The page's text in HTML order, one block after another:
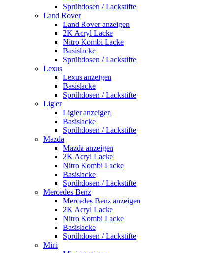
Sprühdosen / Lackstifte
Land Rover
Land Rover anzeigen
2K Acryl Lacke
Nitro Kombi Lacke
Basislacke
Sprühdosen / Lackstifte
Lexus
Lexus anzeigen
Basislacke
Sprühdosen / Lackstifte
Ligier
Ligier anzeigen
Basislacke
Sprühdosen / Lackstifte
Mazda
Mazda anzeigen
2K Acryl Lacke
Nitro Kombi Lacke
Basislacke
Sprühdosen / Lackstifte
Mercedes Benz
Mercedes Benz anzeigen
2K Acryl Lacke
Nitro Kombi Lacke
Basislacke
Sprühdosen / Lackstifte
Mini